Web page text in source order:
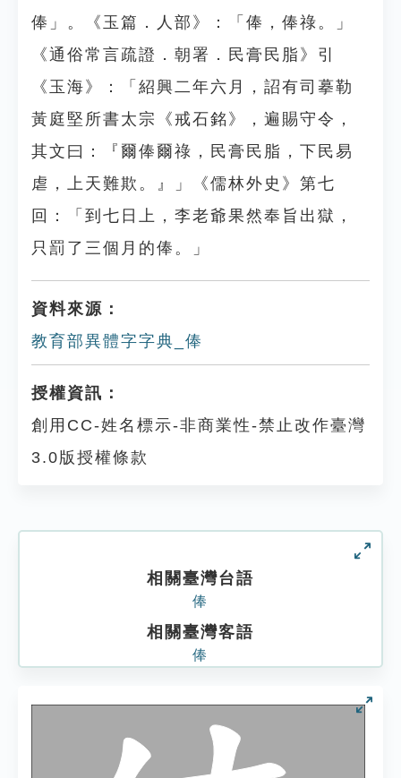
俸」。《玉篇．人部》：「俸，俸祿。」
《通俗常言疏證．朝署．民膏民脂》引
《玉海》：「紹興二年六月，詔有司摹勒
黃庭堅所書太宗《戒石銘》，遍賜守令，
其文曰：『爾俸爾祿，民膏民脂，下民易
虐，上天難欺。』」《儒林外史》第七
回：「到七日上，李老爺果然奉旨出獄，
只罰了三個月的俸。」
資料來源：
教育部異體字字典_俸
授權資訊：
創用CC-姓名標示-非商業性-禁止改作臺灣
3.0版授權條款
相關臺灣台語
俸
相關臺灣客語
俸